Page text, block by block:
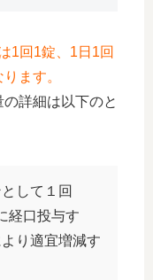
1回1錠、1日1回
ます。
詳細は以下のと
して１回
経口投与す
り適宜増減す